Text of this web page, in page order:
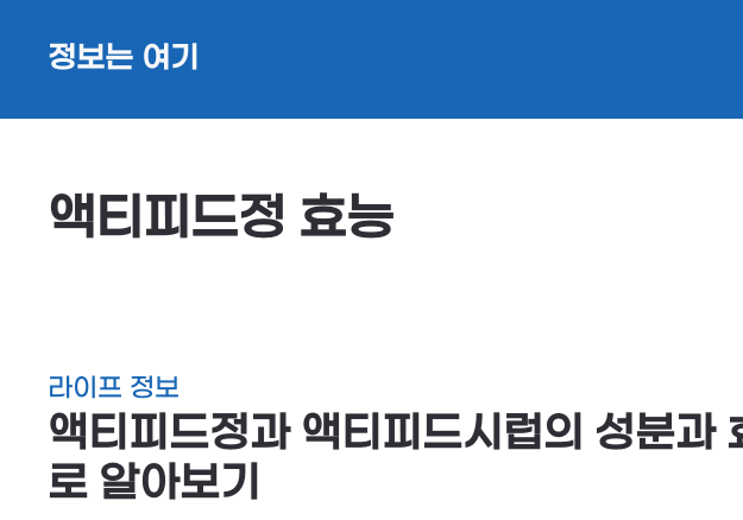
정보는 여기
액티피드정 효능
라이프 정보
액티피드정과 액티피드시럽의 성분과
로 알아보기